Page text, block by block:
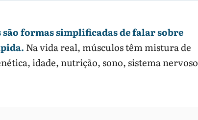
formas simplificadas de falar sobre
Na vida real, músculos têm mistura de
idade, nutrição, sono, sistema nervoso